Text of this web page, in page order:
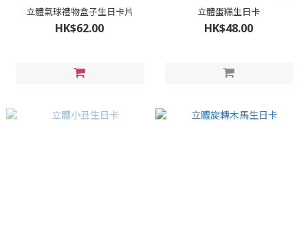
立體氣球禮物盒子生日卡片
HK$62.00
立體蛋糕生日卡
HK$48.00